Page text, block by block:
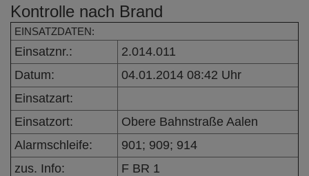
Kontrolle nach Brand
EINSATZDATEN:
Einsatznr.:
2.014.011
Datum:
04.01.2014 08:42 Uhr
Einsatzart:
Einsatzort:
Obere Bahnstraße Aalen
Alarmschleife:
901; 909; 914
zus. Info:
F BR 1